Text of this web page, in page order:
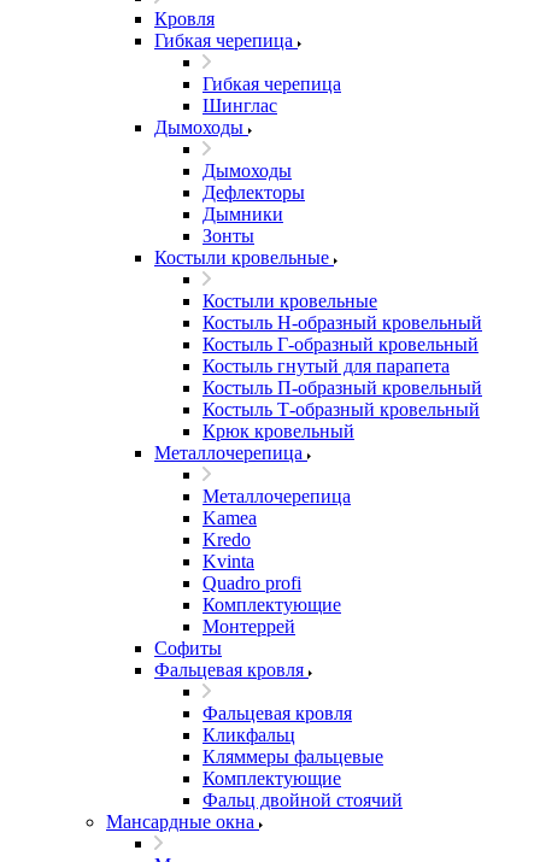
Кровля
Гибкая черепица
Гибкая черепица
Шинглас
Дымоходы
Дымоходы
Дефлекторы
Дымники
Зонты
Костыли кровельные
Костыли кровельные
Костыль H-образный кровельный
Костыль Г-образный кровельный
Костыль гнутый для парапета
Костыль П-образный кровельный
Костыль Т-образный кровельный
Крюк кровельный
Металлочерепица
Металлочерепица
Kamea
Kredo
Kvinta
Quadro profi
Комплектующие
Монтеррей
Софиты
Фальцевая кровля
Фальцевая кровля
Кликфальц
Кляммеры фальцевые
Комплектующие
Фальц двойной стоячий
Мансардные окна